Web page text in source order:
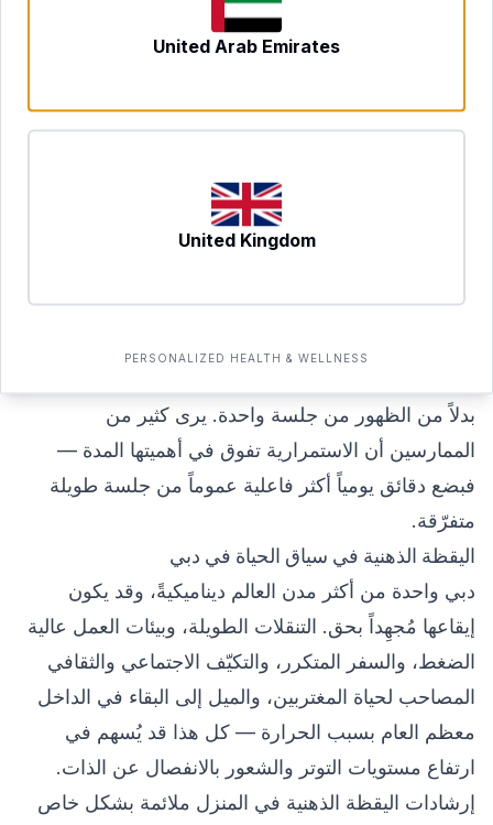
تشير بعض الأدلة إلى أن الممارسة المنتظمة قد تدعم:
الذي يُؤخّر بدء النوم
تنظيم عاطفي أفضل — الاستجابة بتفكّر بدلاً من ردود
استخدامها ضمن خطة رعاية أشمل
بدلاً من الظهور من جلسة واحدة. يرى كثير من
الممارسين أن الاستمرارية تفوق في أهميتها المدة —
فبضع دقائق يومياً أكثر فاعلية عموماً من جلسة طويلة
متفرّقة.
اليقظة الذهنية في سياق الحياة في دبي
دبي واحدة من أكثر مدن العالم ديناميكيةً، وقد يكون
إيقاعها مُجهِداً بحق. التنقلات الطويلة، وبيئات العمل عالية
الضغط، والسفر المتكرر، والتكيّف الاجتماعي والثقافي
المصاحب لحياة المغتربين، والميل إلى البقاء في الداخل
معظم العام بسبب الحرارة — كل هذا قد يُسهم في
ارتفاع مستويات التوتر والشعور بالانفصال عن الذات.
إرشادات اليقظة الذهنية في المنزل ملائمة بشكل خاص
United Arab Emirates
United Kingdom
PERSONALIZED HEALTH & WELLNESS